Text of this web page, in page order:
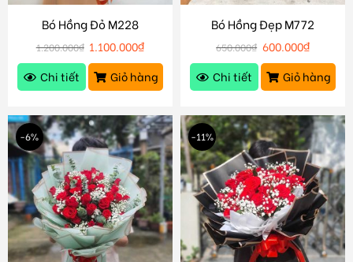
Bó Hồng Đỏ M228
1.200.000₫ 1.100.000₫
Chi tiết
Giỏ hàng
Bó Hồng Đẹp M772
650.000₫ 600.000₫
Chi tiết
Giỏ hàng
-6% -11%